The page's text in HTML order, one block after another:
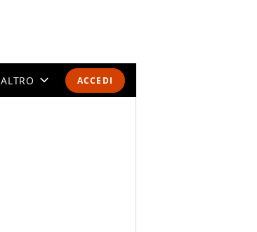
ACCEDI
ALTRO